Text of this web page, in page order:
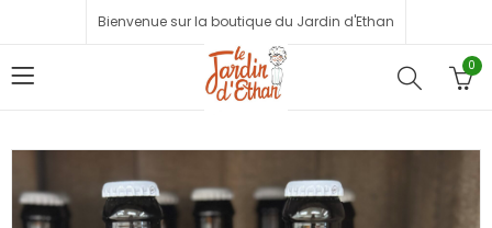
Bienvenue sur la boutique du Jardin d'Ethan
0